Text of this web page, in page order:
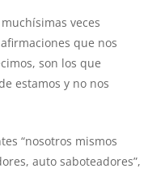
veces
que nos
son los que
estamos y no nos
“nosotros mismos
auto saboteadores”,